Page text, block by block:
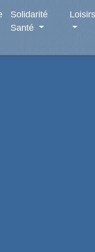
Solidarité
Santé
Loisirs